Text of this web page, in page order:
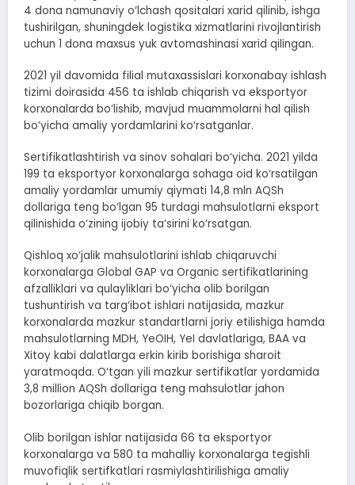
4 dona namunaviy o‘lchash qositalari xarid qilinib, ishga
tushirilgan, shuningdek logistika xizmatlarini rivojlantirish
uchun 1 dona maxsus yuk avtomashinasi xarid qilingan.
2021 yil davomida filial mutaxassislari korxonabay ishlash
tizimi doirasida 456 ta ishlab chiqarish va eksportyor
korxonalarda bo‘lishib, mavjud muammolarni hal qilish
bo‘yicha amaliy yordamlarini ko‘rsatganlar.
Sertifikatlashtirish va sinov sohalari bo‘yicha. 2021 yilda
199 ta eksportyor korxonalarga sohaga oid ko‘rsatilgan
amaliy yordamlar umumiy qiymati 14,8 mln AQSh
dollariga teng bo‘lgan 95 turdagi mahsulotlarni eksport
qilinishida o‘zining ijobiy ta’sirini ko‘rsatgan.
Qishloq xo‘jalik mahsulotlarini ishlab chiqaruvchi
korxonalarga Global GAP va Organic sertifikatlarining
afzalliklari va qulayliklari bo‘yicha olib borilgan
tushuntirish va targ‘ibot ishlari natijasida, mazkur
korxonalarda mazkur standartlarni joriy etilishiga hamda
mahsulotlarning MDH, YeOIH, YeI davlatlariga, BAA va
Xitoy kabi dalatlarga erkin kirib borishiga sharoit
yaratmoqda. O‘tgan yili mazkur sertifikatlar yordamida
3,8 million AQSh dollariga teng mahsulotlar jahon
bozorlariga chiqib borgan.
Olib borilgan ishlar natijasida 66 ta eksportyor
korxonalarga va 580 ta mahalliy korxonalarga tegishli
muvofiqlik sertifkatlari rasmiylashtirilishiga amaliy